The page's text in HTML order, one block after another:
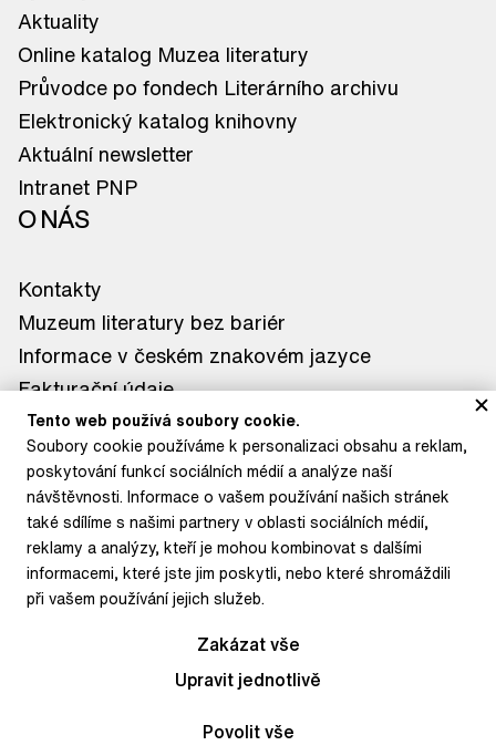
Aktuality
Online katalog Muzea literatury
Průvodce po fondech Literárního archivu
Elektronický katalog knihovny
Aktuální newsletter
Intranet PNP
O NÁS
Kontakty
Muzeum literatury bez bariér
Informace v českém znakovém jazyce
Fakturační údaje
Tiskové zprávy
Kontakt pro média
KDE NÁS NAJDETE
Muzeum literatury
Letohrádek Hvězda
Petrkov
© 2026 / muzeumliteratury.cz
Tento web používá soubory cookie.
Soubory cookie používáme k personalizaci obsahu a reklam,
poskytování funkcí sociálních médií a analýze naší
návštěvnosti. Informace o vašem používání našich stránek
také sdílíme s našimi partnery v oblasti sociálních médií,
reklamy a analýzy, kteří je mohou kombinovat s dalšími
informacemi, které jste jim poskytli, nebo které shromáždili
při vašem používání jejich služeb.
Zakázat vše
Upravit jednotlivě
Povolit vše